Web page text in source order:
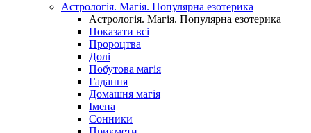
Астрологія. Магія. Популярна езотерика
Астрологія. Магія. Популярна езотерика
Показати всі
Пророцтва
Долі
Побутова магія
Гадання
Домашня магія
Імена
Сонники